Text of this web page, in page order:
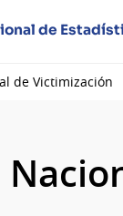
de
de Victimización